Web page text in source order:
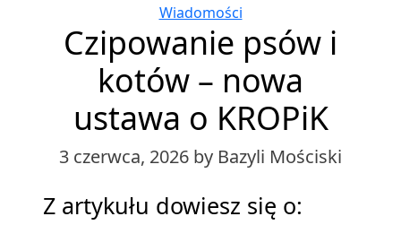
Categories
Wiadomości
Czipowanie psów i
kotów – nowa
ustawa o KROPiK
3 czerwca, 2026 by Bazyli Mościski
Z artykułu dowiesz się o: